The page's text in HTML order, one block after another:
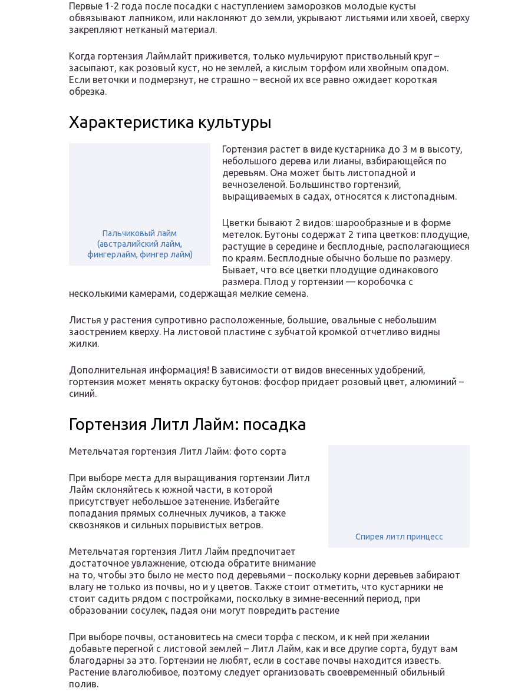
Первые 1-2 года после посадки с наступлением заморозков молодые кусты
обвязывают лапником, или наклоняют до земли, укрывают листьями или хвоей, сверху
закрепляют нетканый материал.
Когда гортензия Лаймлайт приживется, только мульчируют приствольный круг –
засыпают, как розовый куст, но не землей, а кислым торфом или хвойным опадом.
Если веточки и подмерзнут, не страшно – весной их все равно ожидает короткая
обрезка.
Характеристика культуры
Пальчиковый лайм
(австралийский лайм,
фингерлайм, фингер лайм)
Гортензия растет в виде кустарника до 3 м в высоту,
небольшого дерева или лианы, взбирающейся по
деревьям. Она может быть листопадной и
вечнозеленой. Большинство гортензий,
выращиваемых в садах, относятся к листопадным.
Цветки бывают 2 видов: шарообразные и в форме
метелок. Бутоны содержат 2 типа цветков: плодущие,
растущие в середине и бесплодные, располагающиеся
по краям. Бесплодные обычно больше по размеру.
Бывает, что все цветки плодущие одинакового
размера. Плод у гортензии — коробочка с
несколькими камерами, содержащая мелкие семена.
Листья у растения супротивно расположенные, большие, овальные с небольшим
заострением кверху. На листовой пластине с зубчатой кромкой отчетливо видны
жилки.
Дополнительная информация! В зависимости от видов внесенных удобрений,
гортензия может менять окраску бутонов: фосфор придает розовый цвет, алюминий –
синий.
Гортензия Литл Лайм: посадка
Спирея литл принцесс
Метельчатая гортензия Литл Лайм: фото сорта
При выборе места для выращивания гортензии Литл
Лайм склоняйтесь к южной части, в которой
присутствует небольшое затенение. Избегайте
попадания прямых солнечных лучиков, а также
сквозняков и сильных порывистых ветров.
Метельчатая гортензия Литл Лайм предпочитает
достаточное увлажнение, отсюда обратите внимание
на то, чтобы это было не место под деревьями – поскольку корни деревьев забирают
влагу не только из почвы, но и у цветов. Также стоит отметить, что кустарники не
стоит садить рядом с постройками, поскольку в зимне-весенний период, при
образовании сосулек, падая они могут повредить растение
При выборе почвы, остановитесь на смеси торфа с песком, и к ней при желании
добавьте перегной с листовой землей – Литл Лайм, как и все другие сорта, будут вам
благодарны за это. Гортензии не любят, если в составе почвы находится известь.
Растение влаголюбивое, поэтому следует организовать своевременный обильный
полив.